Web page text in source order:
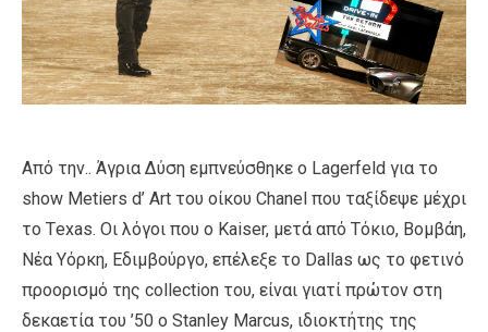
Από την.. Άγρια Δύση εμπνεύσθηκε ο Lagerfeld για το
show Metiers d’ Art του οίκου Chanel που ταξίδεψε μέχρι
το Τexas. Οι λόγοι που ο Κaiser, μετά από Τόκιο, Βομβάη,
Νέα Υόρκη, Εδιμβούργο, επέλεξε το Dallas ως το φετινό
προορισμό της collection του, είναι γιατί πρώτον στη
δεκαετία του ’50 ο Stanley Marcus, ιδιοκτήτης της